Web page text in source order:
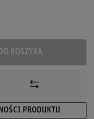
KOSZYKA
PRODUKTU